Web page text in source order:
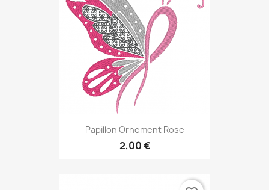
Papillon Ornement Rose
2,00 €